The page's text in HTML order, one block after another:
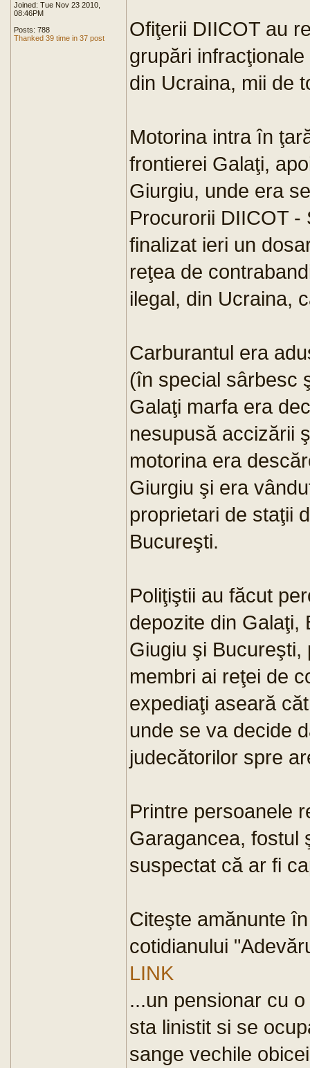
Joined: Tue Nov 23 2010,
08:46PM
Posts: 788
Thanked 39 time in 37 post
Ofiţerii DIICOT au
grupări
din Ucraina, mii de
Motorina intra în
frontierei Galaţi,
Giurgiu, unde era
Procurorii DIICOT -
finalizat ieri un
reţea de
ilegal, din Ucraina,
Carburantul era
(în special sârbesc
Galaţi marfa era
nesupusă accizării
motorina era
Giurgiu şi era
proprietari de staţii
Bucureşti.
Poliţiştii au făcut
depozite din Galaţi,
Giugiu şi
membri ai reţei de
expediaţi aseară
unde se va decide
judecătorilor spre
Printre persoanele
Garagancea, fostul
suspectat că ar fi
Citeşte amănunte
cotidianului
LINK
...un pensionar cu
sta linistit si se
sange vechile